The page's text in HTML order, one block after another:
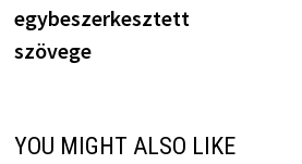
egybeszerkesztett
szövege
YOU MIGHT ALSO LIKE